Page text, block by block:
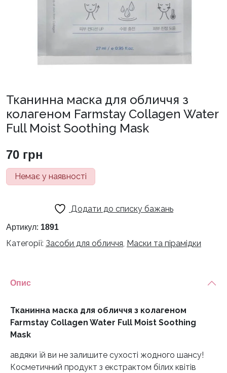
Тканинна маска для обличчя з
колагеном Farmstay Collagen Water
Full Moist Soothing Mask
70 грн
Немає у наявності
Додати до списку бажань
Артикул: 1891
Категорії: Засоби для обличчя, Маски та пірамідки
Опис
Тканинна маска для обличчя з колагеном
Farmstay Collagen Water Full Moist Soothing
Mask
авдяки їй ви не залишите сухості жодного шансу!
Косметичний продукт з екстрактом білих квітів